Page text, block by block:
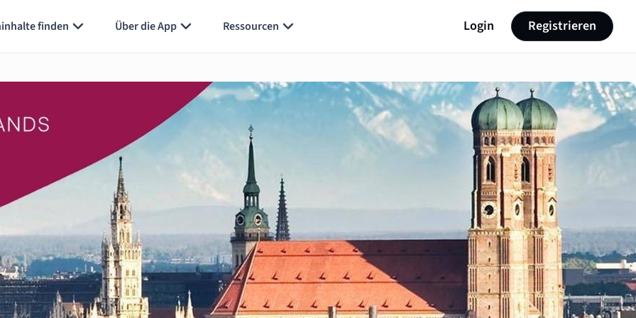
finden Über die App Ressourcen Login Registrieren